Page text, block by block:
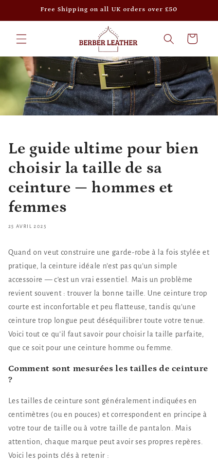
et passerFree Shipping on all UK orders over £50
Panier
Le guide ultime pour bien
choisir la taille de sa
ceinture — hommes et
femmes
25 AVRIL 2025
Quand on veut construire une garde-robe à la fois stylée et
pratique, la ceinture idéale n’est pas qu’un simple
accessoire — c’est un vrai essentiel. Mais un problème
revient souvent : trouver la bonne taille. Une ceinture trop
courte est inconfortable et peu flatteuse, tandis qu’une
ceinture trop longue peut déséquilibrer toute votre tenue.
Voici tout ce qu’il faut savoir pour choisir la taille parfaite,
que ce soit pour une ceinture homme ou femme.
Comment sont mesurées les tailles de ceinture
?
Les tailles de ceinture sont généralement indiquées en
centimètres (ou en pouces) et correspondent en principe à
votre tour de taille ou à votre taille de pantalon. Mais
attention, chaque marque peut avoir ses propres repères.
Voici les points clés à retenir :